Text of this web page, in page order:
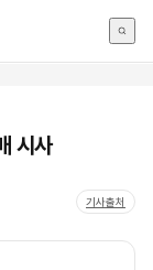
시사
기사출처